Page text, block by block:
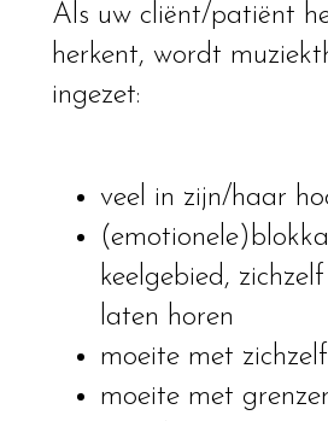
Als uw cliënt/patiënt
herkent, wordt
ingezet:
veel in zijn/haar
keelgebied,
laten horen
moeite met
moeite met